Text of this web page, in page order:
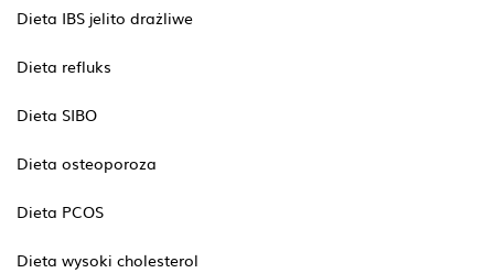
Dieta IBS jelito drażliwe
Dieta refluks
Dieta SIBO
Dieta osteoporoza
Dieta PCOS
Dieta wysoki cholesterol